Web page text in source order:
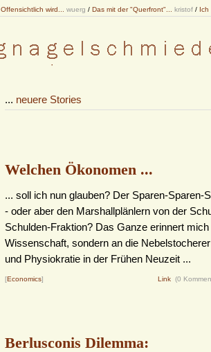
Offensichtlich wird... wuerg / Das mit der "Querfront"... kristof / Ich
... neuere Stories
Welchen Ökonomen ...
... soll ich nun glauben? Der Sparen-Sparen-
- oder aber den Marshallplänlern von der
Schulden-Fraktion? Das Ganze erinnert
Wissenschaft, sondern an die
und Physiokratie in der Frühen Neuzeit ...
[Economics] Link (0
Berlusconis Dilemma: